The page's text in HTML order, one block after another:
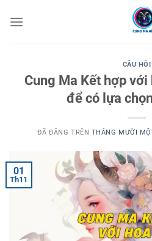
đến
CÂU HỎI
Cung Ma Kết hợp
để có lựa
ĐÃ ĐĂNG TRÊN THÁNG MƯỜI
01
Th11